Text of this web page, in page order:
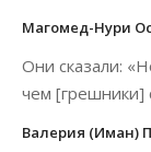
Магомед-Нури
Они сказали:
чем [грешники]
Валерия (Иман)